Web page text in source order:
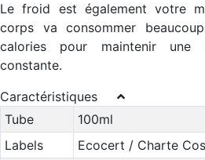
Le froid est également votre
corps va consommer
calories pour maintenir une
constante.
Caractéristiques
Tube
100ml
Labels
Ecocert / Charte